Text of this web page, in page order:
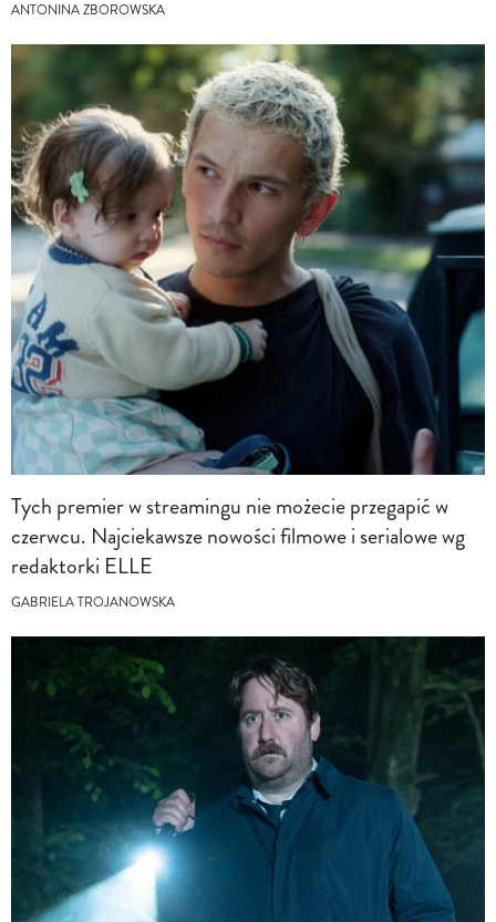
ANTONINA ZBOROWSKA
Tych premier w streamingu nie możecie przegapić w
czerwcu. Najciekawsze nowości filmowe i serialowe wg
redaktorki ELLE
GABRIELA TROJANOWSKA